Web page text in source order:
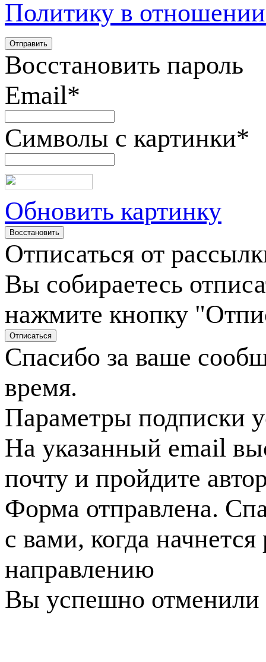
Политику в
Восстановить пароль
Email*
Символы с картинки*
Обновить картинку
Отписаться от
Вы собираетесь
нажмите кнопку
Спасибо за ваше
время.
Параметры подписки
На указанный email
почту и пройдите
Форма отправлена.
с вами, когда
направлению
Вы успешно отменили